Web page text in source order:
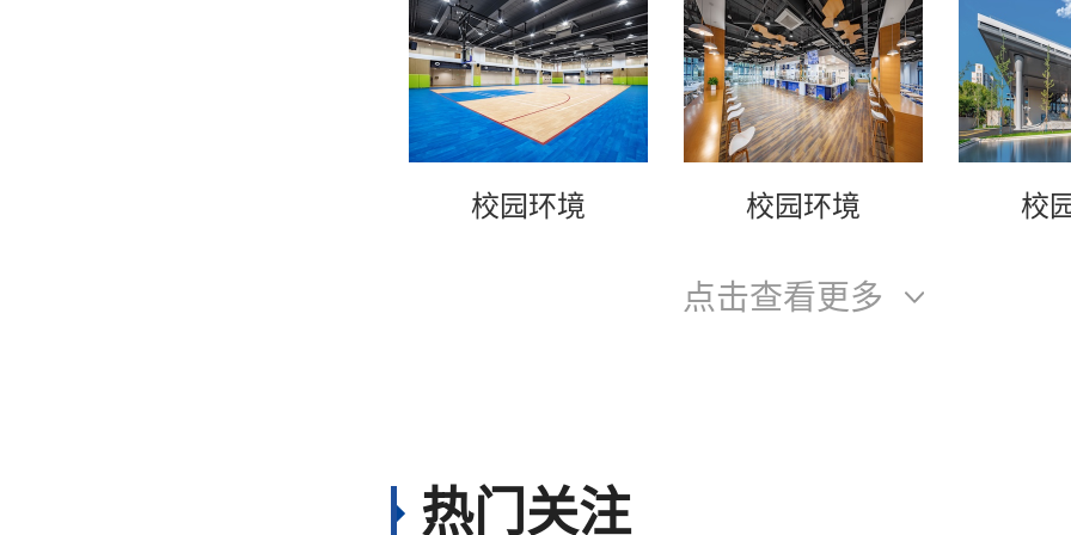
校园环境 校园环境 校
点击查看更多
热门关注